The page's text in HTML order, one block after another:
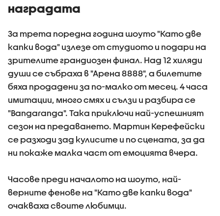
наградата
За трета поредна година шоуто "Като две
капки вода" излезе от студиото и подари на
зрителите грандиозен финал. Над 12 хиляди
души се събраха в "Арена 8888", а билетите
бяха продадени за по-малко от месец. 4 часа
имитации, много смях и сълзи и разбира се
"Bangaranga". Така приключи най-успешният
сезон на предаването. Мартин Керефейски
се разходи зад кулисите и по сцената, за да
ни покаже малка част от емоцията вчера.
Часове преди началото на шоуто, най-
верните фенове на "Като две капки вода"
очакваха своите любимци.